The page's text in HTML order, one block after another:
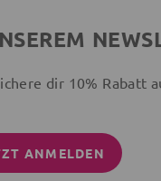
dir 10% Rabatt
ANMELDEN